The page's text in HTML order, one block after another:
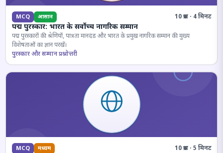
MCQ आसान 10 प्रश्न · 4 मिनट
पद्म पुरस्कार: भारत के सर्वोच्च नागरिक सम्मान
पद्म पुरस्कारों की श्रेणियों, पात्रता मानदंड और भारत के प्रमुख नागरिक सम्मान की मुख्य
विशेषताओं का ज्ञान परखें।
पुरस्कार और सम्मान प्रश्नोत्तरी
MCQ मध्यम 10 प्रश्न · 5 मिनट